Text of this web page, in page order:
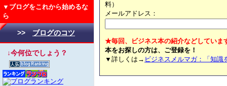
▼ブログをこれから始めるな
ら
>> ブログのコツ
↓今何位でしょう？
料）
メールアドレス：
★毎回、ビジネス本の紹介などしていま
本をお探しの方は、ご登録を！
▼詳しくは→ ビジネスメルマガ：「知識